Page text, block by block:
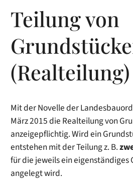
Teilung von
(Realteilung)
Mit der Novelle der
März 2015 die Realteilung von
anzeigepflichtig. Wird ein
entstehen mit der Teilung z. B.
für die jeweils ein
angelegt wird.